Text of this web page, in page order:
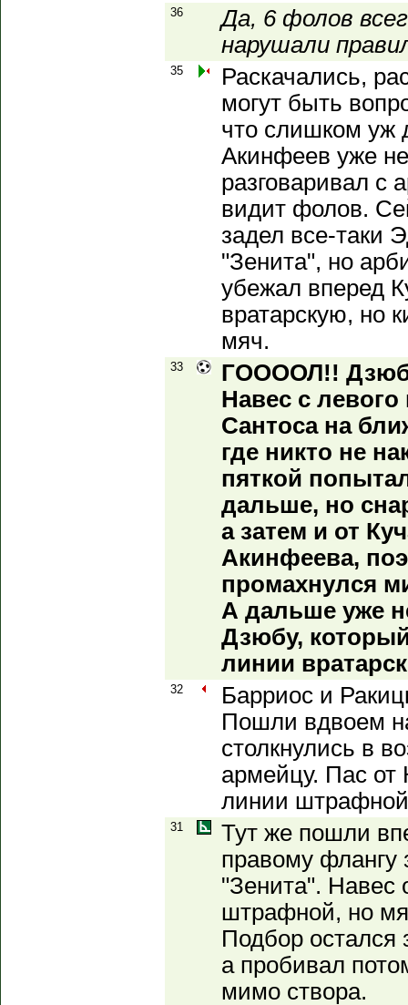
36
Да, 6 фолов
нарушали
35
Раскачались,
могут быть
что слишком уж
Акинфеев уже
разговаривал с
видит фолов.
задел все-таки
"Зенита", но
убежал вперед
вратарскую, но
мяч.
33
ГООООЛ!!
Навес с левого
Сантоса на
где никто не
пяткой
дальше, но
а затем и от
Акинфеева,
промахнулся
А дальше уже
Дзюбу,
линии
32
Барриос и
Пошли вдвоем
столкнулись в
армейцу. Пас от
линии штрафной
31
Тут же пошли
правому флангу
"Зенита". Навес
штрафной, но
Подбор остался
а пробивал
мимо створа.